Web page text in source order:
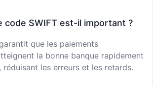
code SWIFT est-il important ?
que les paiements
la bonne banque rapidement
les erreurs et les retards.